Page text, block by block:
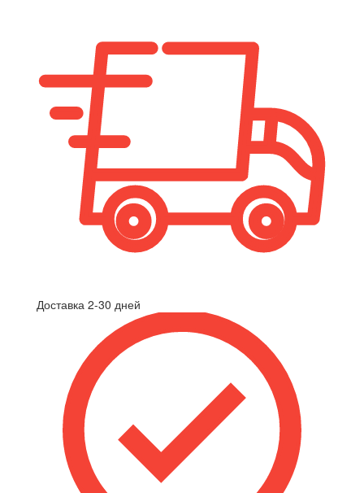
Доставка 2-30 дней